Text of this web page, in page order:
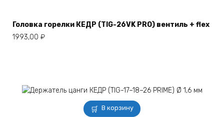
Головка горелки КЕДР (TIG-26VK PRO) вентиль + flex
1993,00 ₽
В корзину